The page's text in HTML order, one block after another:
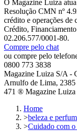
O Magazine Luiza
Resolução CMN nº
crédito e operações de
Crédito,
02.206.577/0001-80.
Compre pelo chat
ou compre pelo
0800 773 3838
Magazine Luiza S/A -
Arnulfo de Lima, 2385
471 ® Magazine Luiza
Home
>beleza e
>Cuidado com